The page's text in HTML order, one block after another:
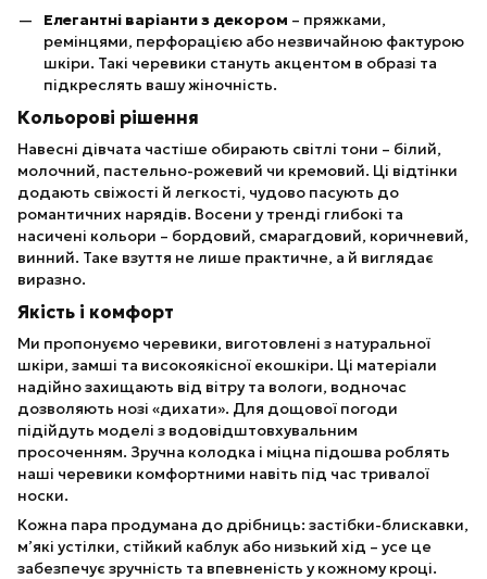
Елегантні варіанти з декором – пряжками,
ремінцями, перфорацією або незвичайною фактурою
шкіри. Такі черевики стануть акцентом в образі та
підкреслять вашу жіночність.
Кольорові рішення
Навесні дівчата частіше обирають світлі тони – білий,
молочний, пастельно-рожевий чи кремовий. Ці відтінки
додають свіжості й легкості, чудово пасують до
романтичних нарядів. Восени у тренді глибокі та
насичені кольори – бордовий, смарагдовий, коричневий,
винний. Таке взуття не лише практичне, а й виглядає
виразно.
Якість і комфорт
Ми пропонуємо черевики, виготовлені з натуральної
шкіри, замші та високоякісної екошкіри. Ці матеріали
надійно захищають від вітру та вологи, водночас
дозволяють нозі «дихати». Для дощової погоди
підійдуть моделі з водовідштовхувальним
просоченням. Зручна колодка і міцна підошва роблять
наші черевики комфортними навіть під час тривалої
носки.
Кожна пара продумана до дрібниць: застібки-блискавки,
м’які устілки, стійкий каблук або низький хід – усе це
забезпечує зручність та впевненість у кожному кроці.